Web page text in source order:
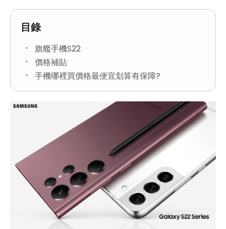
目錄
旗艦手機S22
價格補貼
手機哪裡買價格最便宜划算有保障?